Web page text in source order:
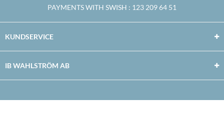
PAYMENTS WITH SWISH : 123 209 64 51
KUNDSERVICE
IB WAHLSTRÖM AB
Facebook
TwitterYoutubeInstagram